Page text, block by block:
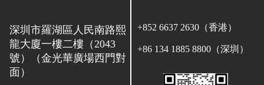
深圳市羅湖區人民南路熙
龍大廈一樓二樓（2043
號）（金光華廣場西門對
面）
+852 6637 2630（香港）
+86 134 1885 8800（深圳）